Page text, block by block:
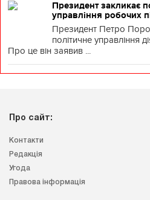
Президент закликає
управління робочих
Президент Петро
політичне управління
Про це він заявив ...
Про сайт:
Контакти
Редакція
Угода
Правова інформація